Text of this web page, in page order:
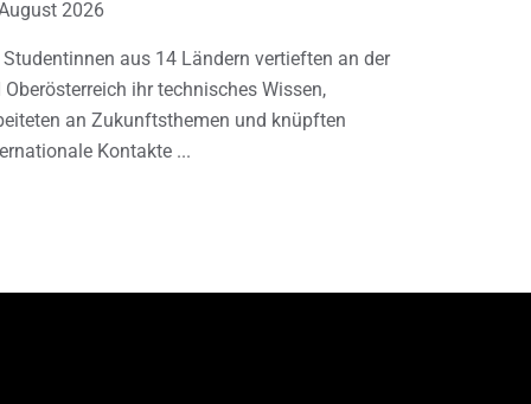
2026
aus 14 Ländern vertieften an der
Oberösterreich ihr technisches Wissen,
an Zukunftsthemen und knüpften
Kontakte